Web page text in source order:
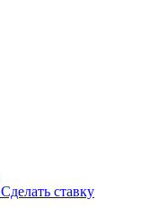
Сделать ставку